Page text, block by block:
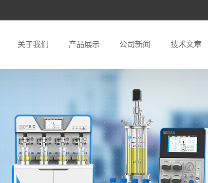
关于我们 产品展示 公司新闻 技术文章